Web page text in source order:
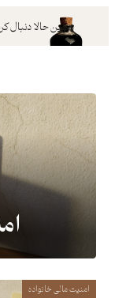
محتوا
همین حالا دنبال
امنیت مالی خانواده